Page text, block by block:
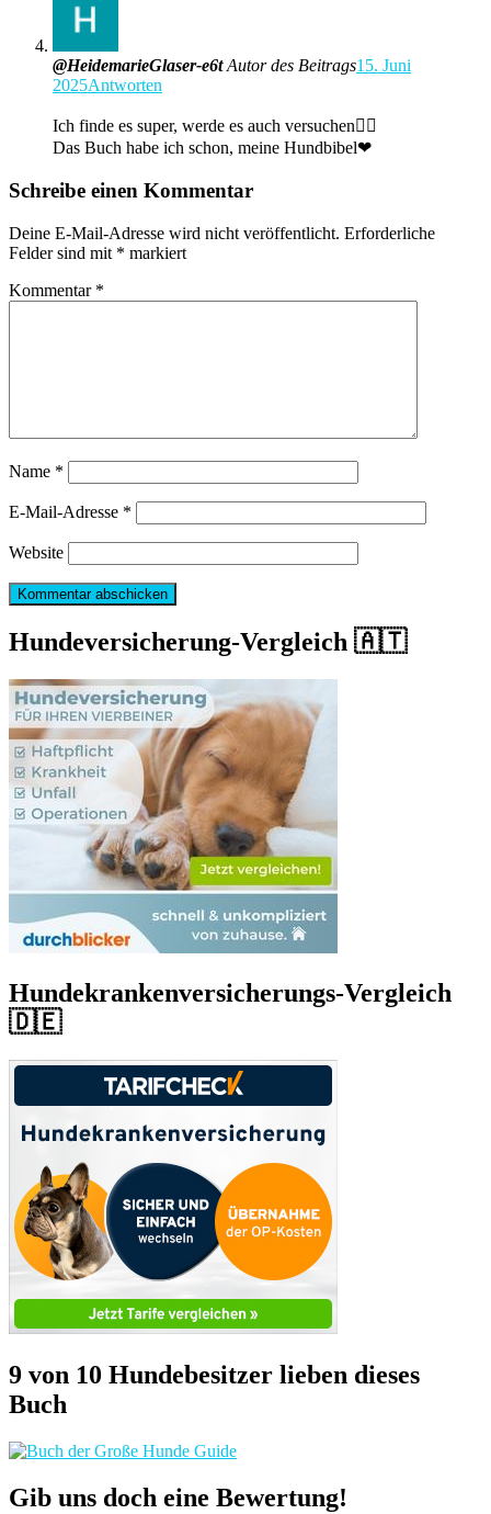
@HeidemarieGlaser-e6t Autor des Beitrags15. Juni
2025Antworten
Ich finde es super, werde es auch versuchen👍🏽
Das Buch habe ich schon, meine Hundbibel❤
Schreibe einen Kommentar
Deine E-Mail-Adresse wird nicht veröffentlicht. Erforderliche
Felder sind mit * markiert
Kommentar *
Name *
E-Mail-Adresse *
Website
Hundeversicherung-Vergleich 🇦🇹
Hundekrankenversicherungs-Vergleich
🇩🇪
9 von 10 Hundebesitzer lieben dieses
Buch
Gib uns doch eine Bewertung!